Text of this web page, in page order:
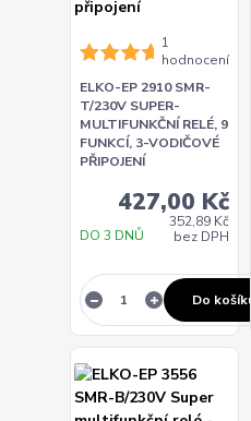
1
hodnocení
ELKO-EP 2910 SMR-
T/230V SUPER-
MULTIFUNKČNÍ RELÉ, 9
FUNKCÍ, 3-VODIČOVÉ
PŘIPOJENÍ
427,00 Kč
352,89 Kč
bez DPH
DO 3 DNŮ
Do košíku